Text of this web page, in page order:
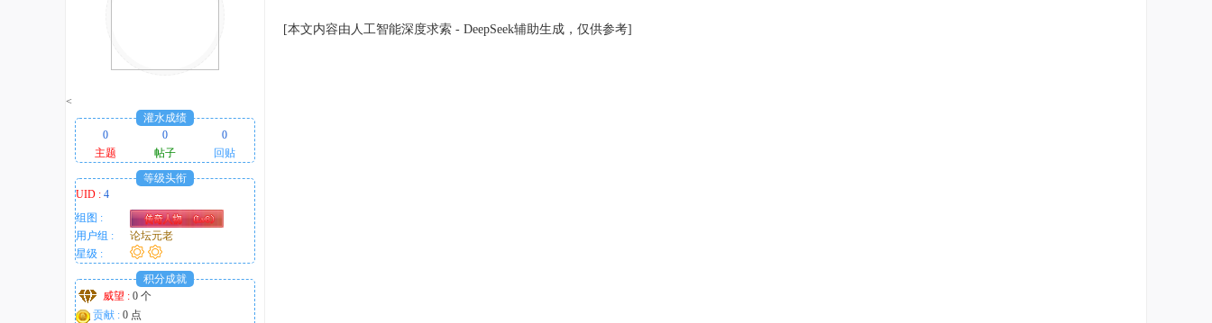
<
灌水成绩
0
0
0
主题
帖子
回贴
等级头衔
UID : 4
组图 :
用户组 :
论坛元老
星级 :
积分成就
威望 : 0 个
贡献 : 0 点
[本文内容由人工智能深度求索 - DeepSeek辅助生成，仅供参考]